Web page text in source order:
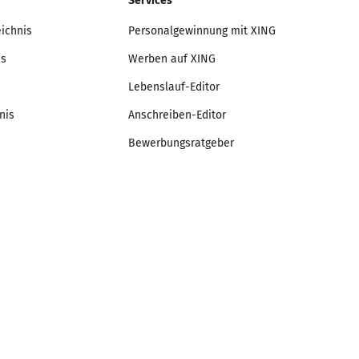
Personalgewinnung mit XING
Werben auf XING
Lebenslauf-Editor
Anschreiben-Editor
Bewerbungsratgeber